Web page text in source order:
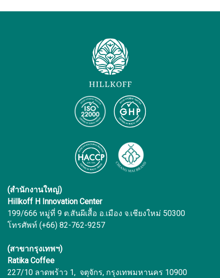
(สำนักงานใหญ่)
Hillkoff H Innovation Center
199/666 หมู่ที่ 9 ต.สันผีเสื้อ อ.เมือง จ.เชียงใหม่ 50300
โทรศัพท์ (+66) 82-762-9257
(สาขากรุงเทพฯ)
Ratika Coffee
227/10 ลาดพร้าว 1, จตุจักร, กรุงเทพมหานคร 10900